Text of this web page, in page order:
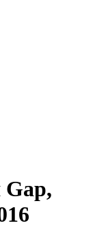
Gap,